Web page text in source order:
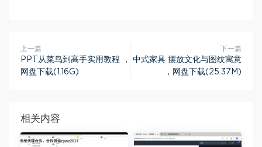
上一篇
PPT从菜鸟到高手实用教程 ，
网盘下载(1.16G)
下一篇
中式家具 摆放文化与图纹寓意
，网盘下载(25.37M)
相关内容